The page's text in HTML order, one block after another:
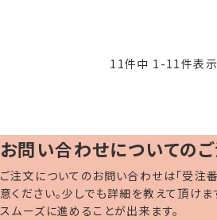
11件中 1 -11件表示
お問い合わせについての
ご注文についてのお問い合わせは「受注番
意ください。少しでも詳細を教えて頂け
スムーズに進めることが出来ます。